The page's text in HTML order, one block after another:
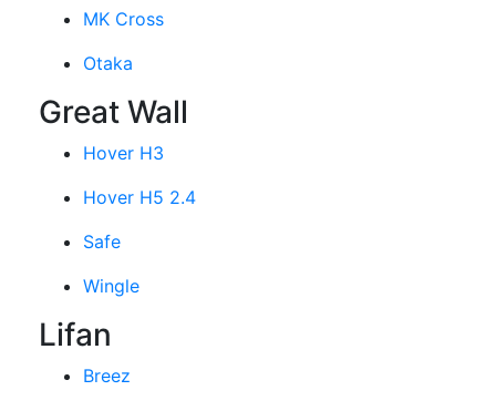
MK Cross
Otaka
Great Wall
Hover H3
Hover H5 2.4
Safe
Wingle
Lifan
Breez